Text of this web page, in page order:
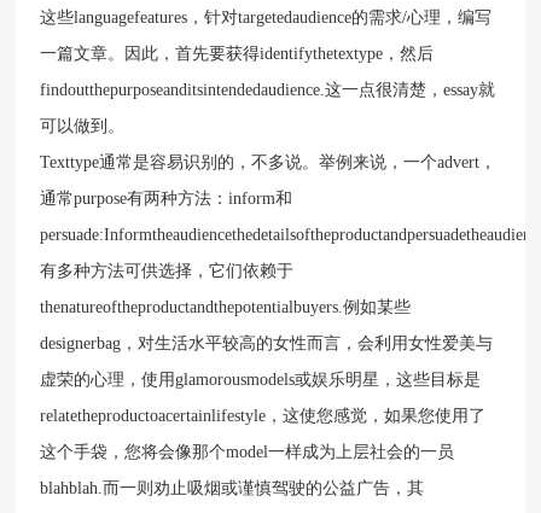
这些languagefeatures，针对targetedaudience的需求/心理，编写
一篇文章。因此，首先要获得identifythetextype，然后
findoutthepurposeanditsintendedaudience.这一点很清楚，essay就
可以做到。
Texttype通常是容易识别的，不多说。举例来说，一个advert，
通常purpose有两种方法：inform和
有多种方法可供选择，它们依赖于
thenatureoftheproductandthepotentialbuyers.例如某些
designerbag，对生活水平较高的女性而言，会利用女性爱美与
虚荣的心理，使用glamorousmodels或娱乐明星，这些目标是
relatetheproductoacertainlifestyle，这使您感觉，如果您使用了
这个手袋，您将会像那个model一样成为上层社会的一员
blahblah.而一则劝止吸烟或谨慎驾驶的公益广告，其